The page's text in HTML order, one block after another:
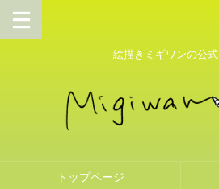
絵描きミギワンの公
トップページ